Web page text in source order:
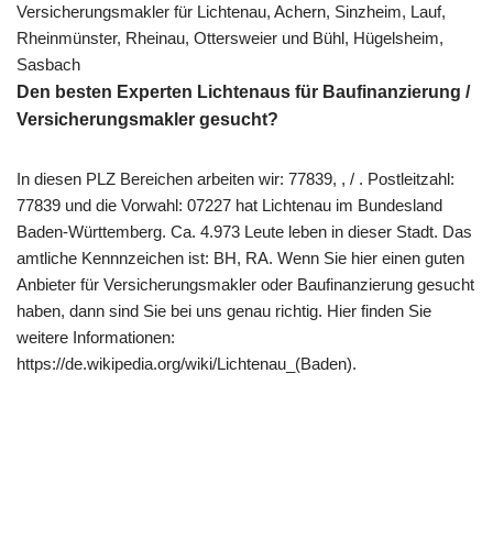
Versicherungsmakler für Lichtenau, Achern, Sinzheim, Lauf,
Rheinmünster, Rheinau, Ottersweier und Bühl, Hügelsheim,
Sasbach
Den besten Experten Lichtenaus für Baufinanzierung /
Versicherungsmakler gesucht?
In diesen PLZ Bereichen arbeiten wir: 77839, , / . Postleitzahl:
77839 und die Vorwahl: 07227 hat Lichtenau im Bundesland
Baden-Württemberg. Ca. 4.973 Leute leben in dieser Stadt. Das
amtliche Kennnzeichen ist: BH, RA. Wenn Sie hier einen guten
Anbieter für Versicherungsmakler oder Baufinanzierung gesucht
haben, dann sind Sie bei uns genau richtig. Hier finden Sie
weitere Informationen:
https://de.wikipedia.org/wiki/Lichtenau_(Baden).